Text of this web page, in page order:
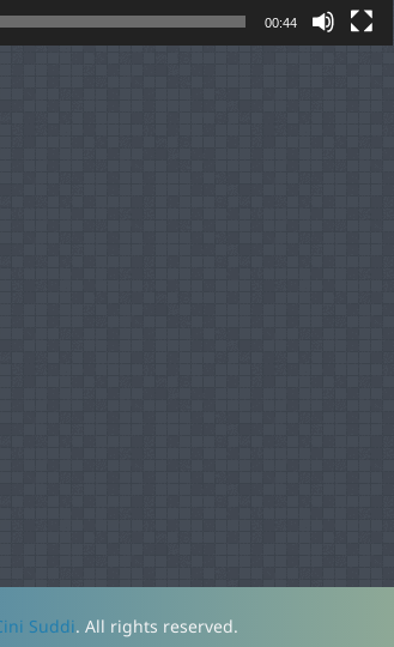
00:44
Suddi. All rights reserved.